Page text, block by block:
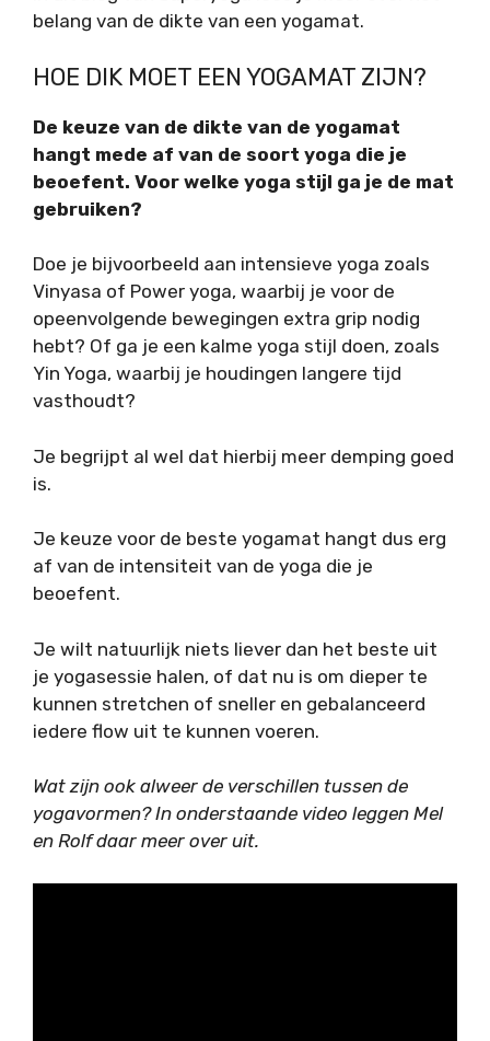
belang van de dikte van een yogamat.
HOE DIK MOET EEN YOGAMAT ZIJN?
De keuze van de dikte van de yogamat
hangt mede af van de soort yoga die je
beoefent. Voor welke yoga stijl ga je de mat
gebruiken?
Doe je bijvoorbeeld aan intensieve yoga zoals
Vinyasa of Power yoga, waarbij je voor de
opeenvolgende bewegingen extra grip nodig
hebt? Of ga je een kalme yoga stijl doen, zoals
Yin Yoga, waarbij je houdingen langere tijd
vasthoudt?
Je begrijpt al wel dat hierbij meer demping goed
is.
Je keuze voor de beste yogamat hangt dus erg
af van de intensiteit van de yoga die je
beoefent.
Je wilt natuurlijk niets liever dan het beste uit
je yogasessie halen, of dat nu is om dieper te
kunnen stretchen of sneller en gebalanceerd
iedere flow uit te kunnen voeren.
Wat zijn ook alweer de verschillen tussen de
yogavormen? In onderstaande video leggen Mel
en Rolf daar meer over uit.